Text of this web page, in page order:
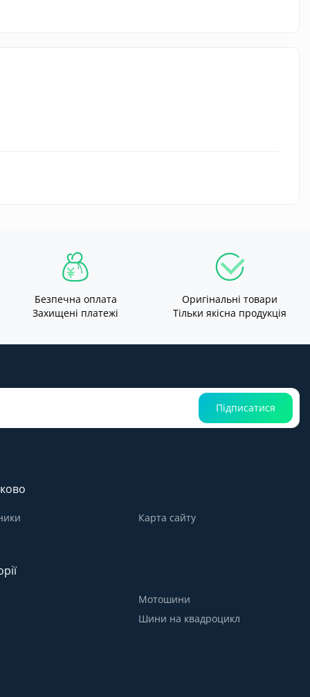
Безпечна оплата
Захищені платежі
Оригінальні товари
Тільки якісна продукція
Підписатися
Карта сайту
Мотошини
Шини на квадроцикл